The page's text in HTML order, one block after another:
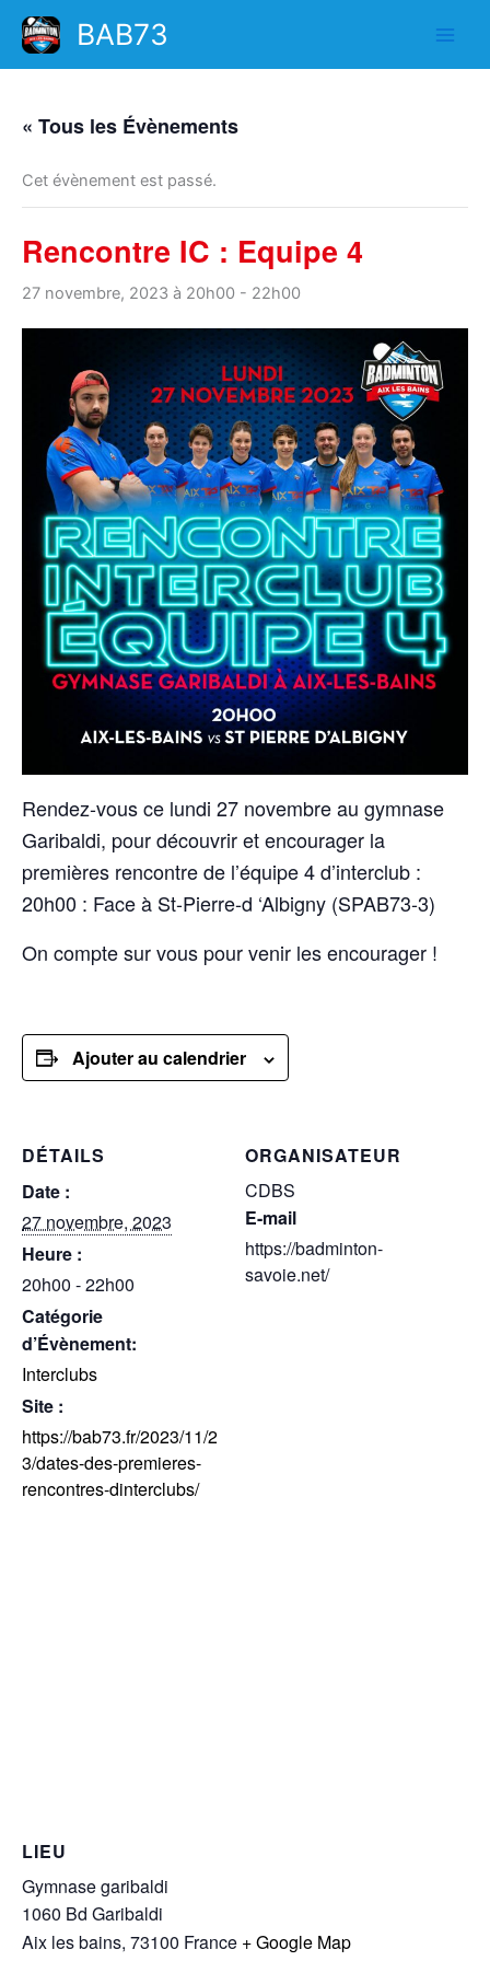
Aller
contenu
BAB73
« Tous les Évènements
Cet évènement est passé.
Rencontre IC : Equipe 4
27 novembre, 2023 à 20h00 - 22h00
Rendez-vous ce lundi 27 novembre au gymnase
Garibaldi, pour découvrir et encourager la
premières rencontre de l’équipe 4 d’interclub :
20h00 : Face à St-Pierre-d ‘Albigny (SPAB73-3)
On compte sur vous pour venir les encourager !
Ajouter au calendrier
DÉTAILS
Date :
27 novembre, 2023
Heure :
20h00 - 22h00
Catégorie
d’Évènement:
Interclubs
Site :
https://bab73.fr/2023/11/2
3/dates-des-premieres-
rencontres-dinterclubs/
ORGANISATEUR
CDBS
E-mail
https://badminton-
savoie.net/
LIEU
Gymnase garibaldi
1060 Bd Garibaldi
Aix les bains, 73100 France + Google Map